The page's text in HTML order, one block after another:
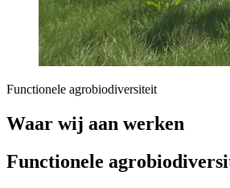
Functionele agrobiodiversiteit
Waar wij aan werken
Functionele